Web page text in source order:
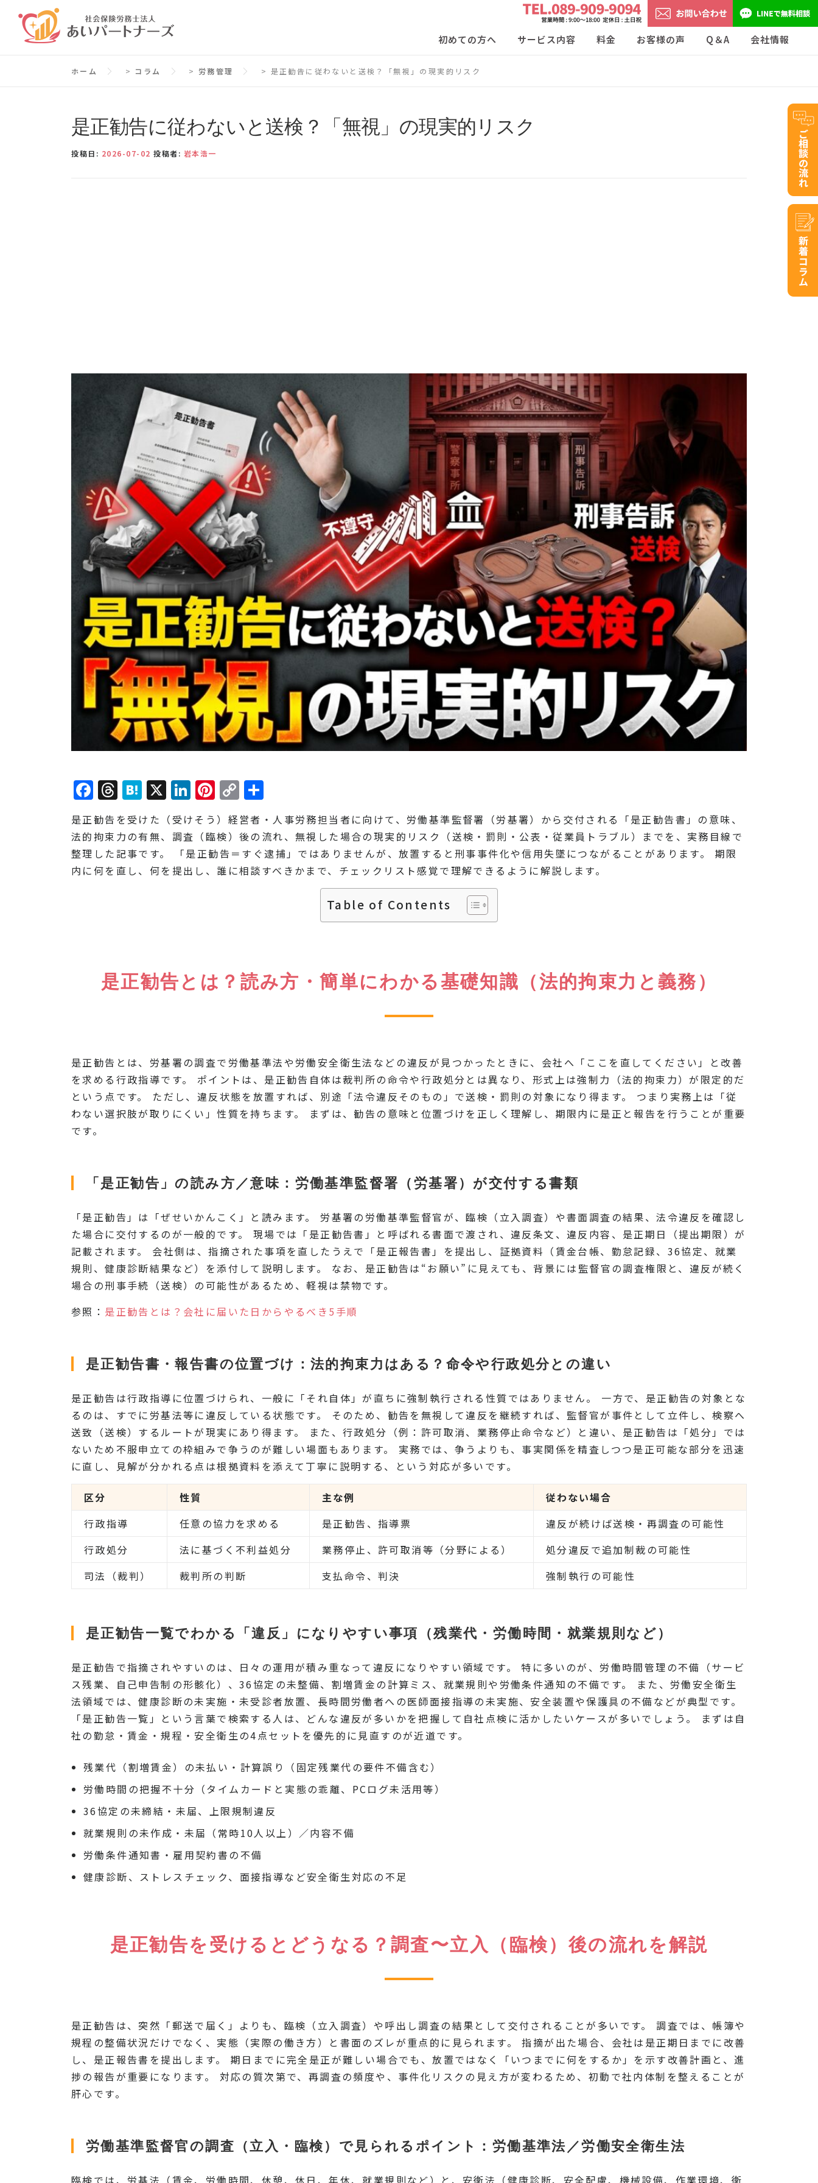
初めての方へ サービス内容 料金 お客様の声 Q＆A 会社情報
ホーム > コラム > 労務管理 > 是正勧告に従わないと送検？「無視」の現実的リスク
是正勧告に従わないと送検？「無視」の現実的リスク
投稿日: 2026-07-02 投稿者: 岩本浩一
Facebook
Threads
Hatena
X LinkedIn
Pinterest
Copy
Link有
是正勧告を受けた（受けそう）経営者・人事労務担当者に向けて、労働基準監督署（労基署）から交付される「是正勧告書」の意味、
法的拘束力の有無、調査（臨検）後の流れ、無視した場合の現実的リスク（送検・罰則・公表・従業員トラブル）までを、実務目線で
整理した記事です。 「是正勧告＝すぐ逮捕」ではありませんが、放置すると刑事事件化や信用失墜につながることがあります。 期限
内に何を直し、何を提出し、誰に相談すべきかまで、チェックリスト感覚で理解できるように解説します。
Table of Contents
是正勧告とは？読み方・簡単にわかる基礎知識（法的拘束力と義務）
是正勧告とは、労基署の調査で労働基準法や労働安全衛生法などの違反が見つかったときに、会社へ「ここを直してください」と改善
を求める行政指導です。 ポイントは、是正勧告自体は裁判所の命令や行政処分とは異なり、形式上は強制力（法的拘束力）が限定的だ
という点です。 ただし、違反状態を放置すれば、別途「法令違反そのもの」で送検・罰則の対象になり得ます。 つまり実務上は「従
わない選択肢が取りにくい」性質を持ちます。 まずは、勧告の意味と位置づけを正しく理解し、期限内に是正と報告を行うことが重要
です。
「是正勧告」の読み方／意味：労働基準監督署（労基署）が交付する書類
「是正勧告」は「ぜせいかんこく」と読みます。 労基署の労働基準監督官が、臨検（立入調査）や書面調査の結果、法令違反を確認し
た場合に交付するのが一般的です。 現場では「是正勧告書」と呼ばれる書面で渡され、違反条文、違反内容、是正期日（提出期限）が
記載されます。 会社側は、指摘された事項を直したうえで「是正報告書」を提出し、証拠資料（賃金台帳、勤怠記録、36協定、就業
規則、健康診断結果など）を添付して説明します。 なお、是正勧告は“お願い”に見えても、背景には監督官の調査権限と、違反が続く
場合の刑事手続（送検）の可能性があるため、軽視は禁物です。
参照： 是正勧告とは？会社に届いた日からやるべき5手順
是正勧告書・報告書の位置づけ：法的拘束力はある？命令や行政処分との違い
是正勧告は行政指導に位置づけられ、一般に「それ自体」が直ちに強制執行される性質ではありません。 一方で、是正勧告の対象とな
るのは、すでに労基法等に違反している状態です。 そのため、勧告を無視して違反を継続すれば、監督官が事件として立件し、検察へ
送致（送検）するルートが現実にあり得ます。 また、行政処分（例：許可取消、業務停止命令など）と違い、是正勧告は「処分」では
ないため不服申立ての枠組みで争うのが難しい場面もあります。 実務では、争うよりも、事実関係を精査しつつ是正可能な部分を迅速
に直し、見解が分かれる点は根拠資料を添えて丁寧に説明する、という対応が多いです。
区分 性質 主な例
従わない場合
行政指導
任意の協力を求める 是正勧告、指導票
違反が続けば送検・再調査の可能性
行政処分
法に基づく不利益処分 業務停止、許可取消等（分野による）
処分違反で追加制裁の可能性
司法（裁判）
裁判所の判断 支払命令、判決 強制執行の可能性
是正勧告一覧でわかる「違反」になりやすい事項（残業代・労働時間・就業規則など）
是正勧告で指摘されやすいのは、日々の運用が積み重なって違反になりやすい領域です。 特に多いのが、労働時間管理の不備（サービ
ス残業、自己申告制の形骸化）、36協定の未整備、割増賃金の計算ミス、就業規則や労働条件通知の不備です。 また、労働安全衛生
法領域では、健康診断の未実施・未受診者放置、長時間労働者への医師面接指導の未実施、安全装置や保護具の不備などが典型です。
「是正勧告一覧」という言葉で検索する人は、どんな違反が多いかを把握して自社点検に活かしたいケースが多いでしょう。 まずは自
社の勤怠・賃金・規程・安全衛生の4点セットを優先的に見直すのが近道です。
残業代（割増賃金）の未払い・計算誤り（固定残業代の要件不備含む）
労働時間の把握不十分（タイムカードと実態の乖離、PCログ未活用等）
36協定の未締結・未届、上限規制違反
就業規則の未作成・未届（常時10人以上）／内容不備
労働条件通知書・雇用契約書の不備
健康診断、ストレスチェック、面接指導など安全衛生対応の不足
是正勧告を受けるとどうなる？調査〜立入（臨検）後の流れを解説
是正勧告は、突然「郵送で届く」よりも、臨検（立入調査）や呼出し調査の結果として交付されることが多いです。 調査では、帳簿や
規程の整備状況だけでなく、実態（実際の働き方）と書面のズレが重点的に見られます。 指摘が出た場合、会社は是正期日までに改善
し、是正報告書を提出します。 期日までに完全是正が難しい場合でも、放置ではなく「いつまでに何をするか」を示す改善計画と、進
捗の報告が重要になります。 対応の質次第で、再調査の頻度や、事件化リスクの見え方が変わるため、初動で社内体制を整えることが
肝心です。
労働基準監督官の調査（立入・臨検）で見られるポイント：労働基準法／労働安全衛生法
臨検では、労基法（賃金、労働時間、休憩、休日、年休、就業規則など）と、安衛法（健康診断、安全配慮、機械設備、作業環境、衛